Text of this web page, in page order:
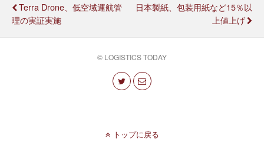
Terra Drone、低空域運航管
理の実証実施
日本製紙、包装用紙など15％以
上値上げ
© LOGISTICS TODAY
トップに戻る